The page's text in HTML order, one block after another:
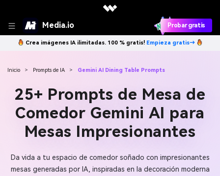
Media.io Probar gratis
Crea imágenes IA ilimitadas. 100 % gratis! Empieza gratis→
Inicio > Prompts de IA > Gemini AI Dining Table Prompts
25+ Prompts de Mesa de
Comedor Gemini AI para
Mesas Impresionantes
Da vida a tu espacio de comedor soñado con impresionantes
mesas generadas por IA, inspiradas en la decoración moderna